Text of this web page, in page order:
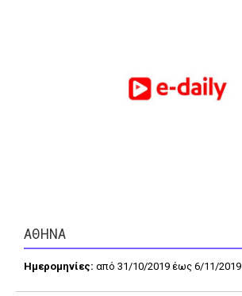
Xmas
ΑΘΗΝΑ
Ημερομηνίες: από 31/10/2019 έως 6/11/2019